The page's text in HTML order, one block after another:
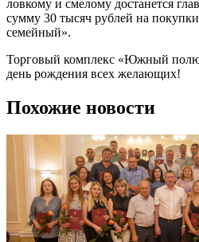
ловкому и смелому достанется
сумму 30 тысяч рублей на
семейный».
Торговый комплекс «Южный
день рождения всех желающих!
Похожие новости